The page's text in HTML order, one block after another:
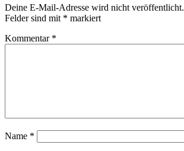
Deine E-Mail-Adresse wird nicht veröffentlicht.
Felder sind mit * markiert
Kommentar *
Name *